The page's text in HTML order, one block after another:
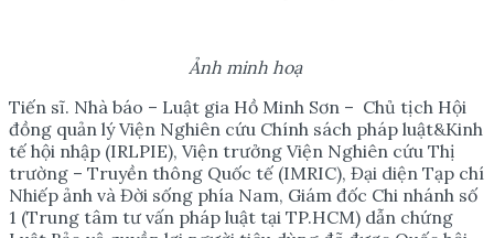
Ảnh minh hoạ
Tiến sĩ. Nhà báo – Luật gia Hồ Minh Sơn – Chủ tịch Hội
đồng quản lý Viện Nghiên cứu Chính sách pháp luật&Kinh
tế hội nhập (IRLPIE), Viện trưởng Viện Nghiên cứu Thị
trường – Truyền thông Quốc tế (IMRIC), Đại diện Tạp chí
Nhiếp ảnh và Đời sống phía Nam, Giám đốc Chi nhánh số
1 (Trung tâm tư vấn pháp luật tại TP.HCM) dẫn chứng